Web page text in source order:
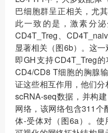
巴细胞群呈正相关，尤
此一致的是，激素分
CD4T_Treg、
显著相关（图6b）。这
即GH支持CD4T_Treg
CD4/CD8 T细胞的胸腺
证这些相互作用，他们
scRNA-seq数据，并构
网络，该网络包含311
体-受体对（图6a）。使